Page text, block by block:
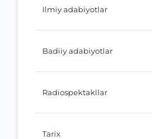
Ilmiy adabiyotlar
Badiiy adabiyotlar
Radiospektakllar
Tarix